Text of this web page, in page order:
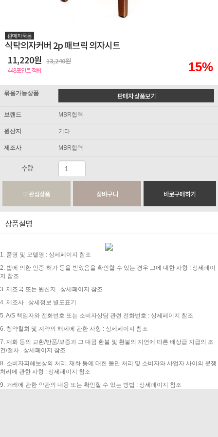
판매자묶음
식탁의자커버 2p 패브릭 의자시트
11,220원
13,240원
448포인트 적립 15%
묶음가능상품
브랜드 MBR협력
원산지 기타
제조사 MBR협력
수량
상품설명
1. 품명 및 모델명 : 상세페이지 참조
2. 법에 의한 인증·허가 등을 받았음을 확인할 수 있는 경우 그에 대한 사항 : 상세페이
지 참조
3. 제조국 또는 원산지 : 상세페이지 참조
4. 제조사 : 상세정보 별도표기
5. A/S 책임자와 전화번호 또는 소비자상담 관련 전화번호 : 상세페이지 참조
6. 청약철회 및 계약의 해제에 관한 사항 : 상세페이지 참조
7. 재화 등의 교환/반품/보증과 그 대금 환불 및 환불의 지연에 따른 배상급 지급의 조
건/절차 : 상세페이지 참조
8. 소비자피해보상의 처리, 재화 등에 대한 불만 처리 및 소비자와 사업자 사이의 분쟁
처리에 관한 사항 : 상세페이지 참조
9. 거래에 관한 약관의 내용 또는 확인할 수 있는 방법 : 상세페이지 참조